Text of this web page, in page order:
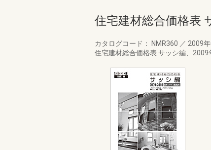
住宅建材総合価格表
カタログコード： NMR360 ／ 2009
住宅建材総合価格表 サッシ編、2009